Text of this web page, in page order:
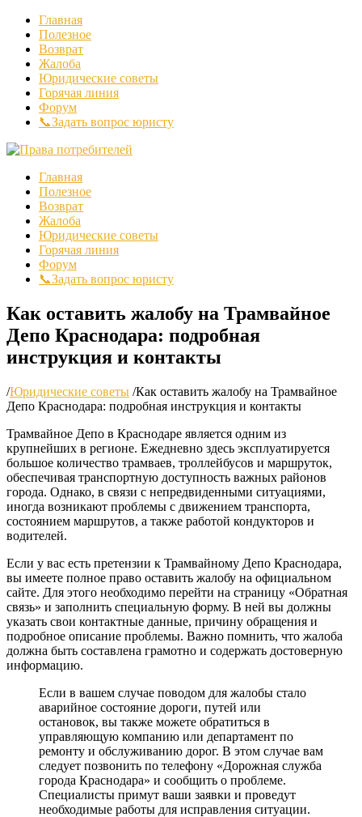
Главная
Полезное
Возврат
Жалоба
Юридические советы
Горячая линия
Форум
📞Задать вопрос юристу
Главная
Полезное
Возврат
Жалоба
Юридические советы
Горячая линия
Форум
📞Задать вопрос юристу
Как оставить жалобу на Трамвайное
Депо Краснодара: подробная
инструкция и контакты
/Юридические советы /Как оставить жалобу на Трамвайное
Депо Краснодара: подробная инструкция и контакты
Трамвайное Депо в Краснодаре является одним из
крупнейших в регионе. Ежедневно здесь эксплуатируется
большое количество трамваев, троллейбусов и маршруток,
обеспечивая транспортную доступность важных районов
города. Однако, в связи с непредвиденными ситуациями,
иногда возникают проблемы с движением транспорта,
состоянием маршрутов, а также работой кондукторов и
водителей.
Если у вас есть претензии к Трамвайному Депо Краснодара,
вы имеете полное право оставить жалобу на официальном
сайте. Для этого необходимо перейти на страницу «Обратная
связь» и заполнить специальную форму. В ней вы должны
указать свои контактные данные, причину обращения и
подробное описание проблемы. Важно помнить, что жалоба
должна быть составлена грамотно и содержать достоверную
информацию.
Если в вашем случае поводом для жалобы стало
аварийное состояние дороги, путей или
остановок, вы также можете обратиться в
управляющую компанию или департамент по
ремонту и обслуживанию дорог. В этом случае вам
следует позвонить по телефону «Дорожная служба
города Краснодара» и сообщить о проблеме.
Специалисты примут ваши заявки и проведут
необходимые работы для исправления ситуации.